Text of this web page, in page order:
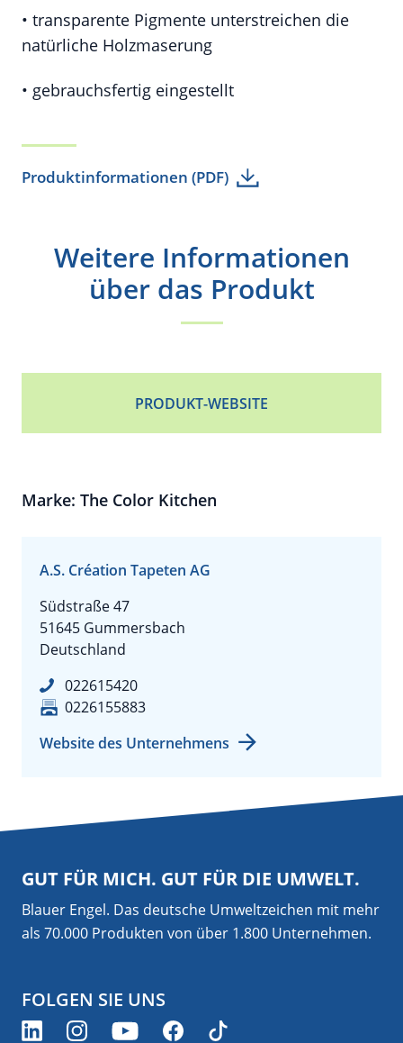
• transparente Pigmente unterstreichen die
natürliche Holzmaserung
• gebrauchsfertig eingestellt
Produktinformationen (PDF)
Weitere Informationen
über das Produkt
PRODUKT-WEBSITE
Marke: The Color Kitchen
A.S. Création Tapeten AG
Südstraße 47
51645 Gummersbach
Deutschland
022615420
0226155883
Website des Unternehmens
GUT FÜR MICH. GUT FÜR DIE UMWELT.
Blauer Engel. Das deutsche Umweltzeichen mit mehr
als 70.000 Produkten von über 1.800 Unternehmen.
FOLGEN SIE UNS